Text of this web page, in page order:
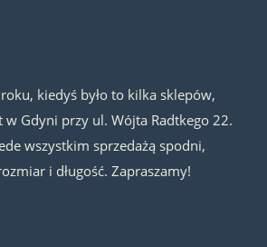
kiedyś było to kilka sklepów,
w Gdyni przy ul. Wójta Radtkego 22.
wszystkim sprzedażą spodni,
i długość. Zapraszamy!